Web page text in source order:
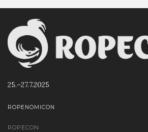
25.–27.7.2025
ROPENOMICON
ROPECON